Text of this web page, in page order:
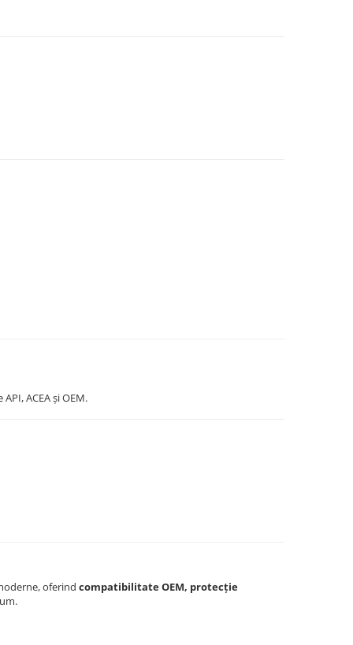
ACEA și OEM.
oferind compatibilitate OEM, protecție